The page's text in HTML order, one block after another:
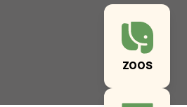
ZOOS